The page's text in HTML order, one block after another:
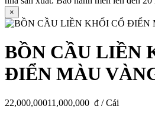
×
BỒN CẦU LIỀN
ĐIỂN MÀU
22,000,00011,000,000 đ / Cái